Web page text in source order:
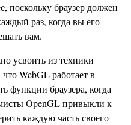
поскольку браузер должен
раз, когда вы его
вам.
усвоить из техники
WebGL работает в
функции браузера, когда
OpenGL привыкли к
каждую часть своего